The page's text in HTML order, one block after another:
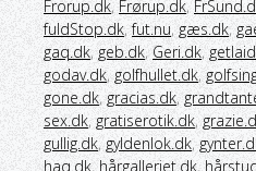
Frorup.dk, Frørup.dk,
fuldStop.dk,fut.nu, gæs.dk,
gaq.dk, geb.dk, Geri.dk,
godav.dk, golfhullet.dk,
gone.dk, gracias.dk,
sex.dk, gratiserotik.dk,
gullig.dk, gyldenlok.dk,
haq.dk, hårgalleriet.dk,